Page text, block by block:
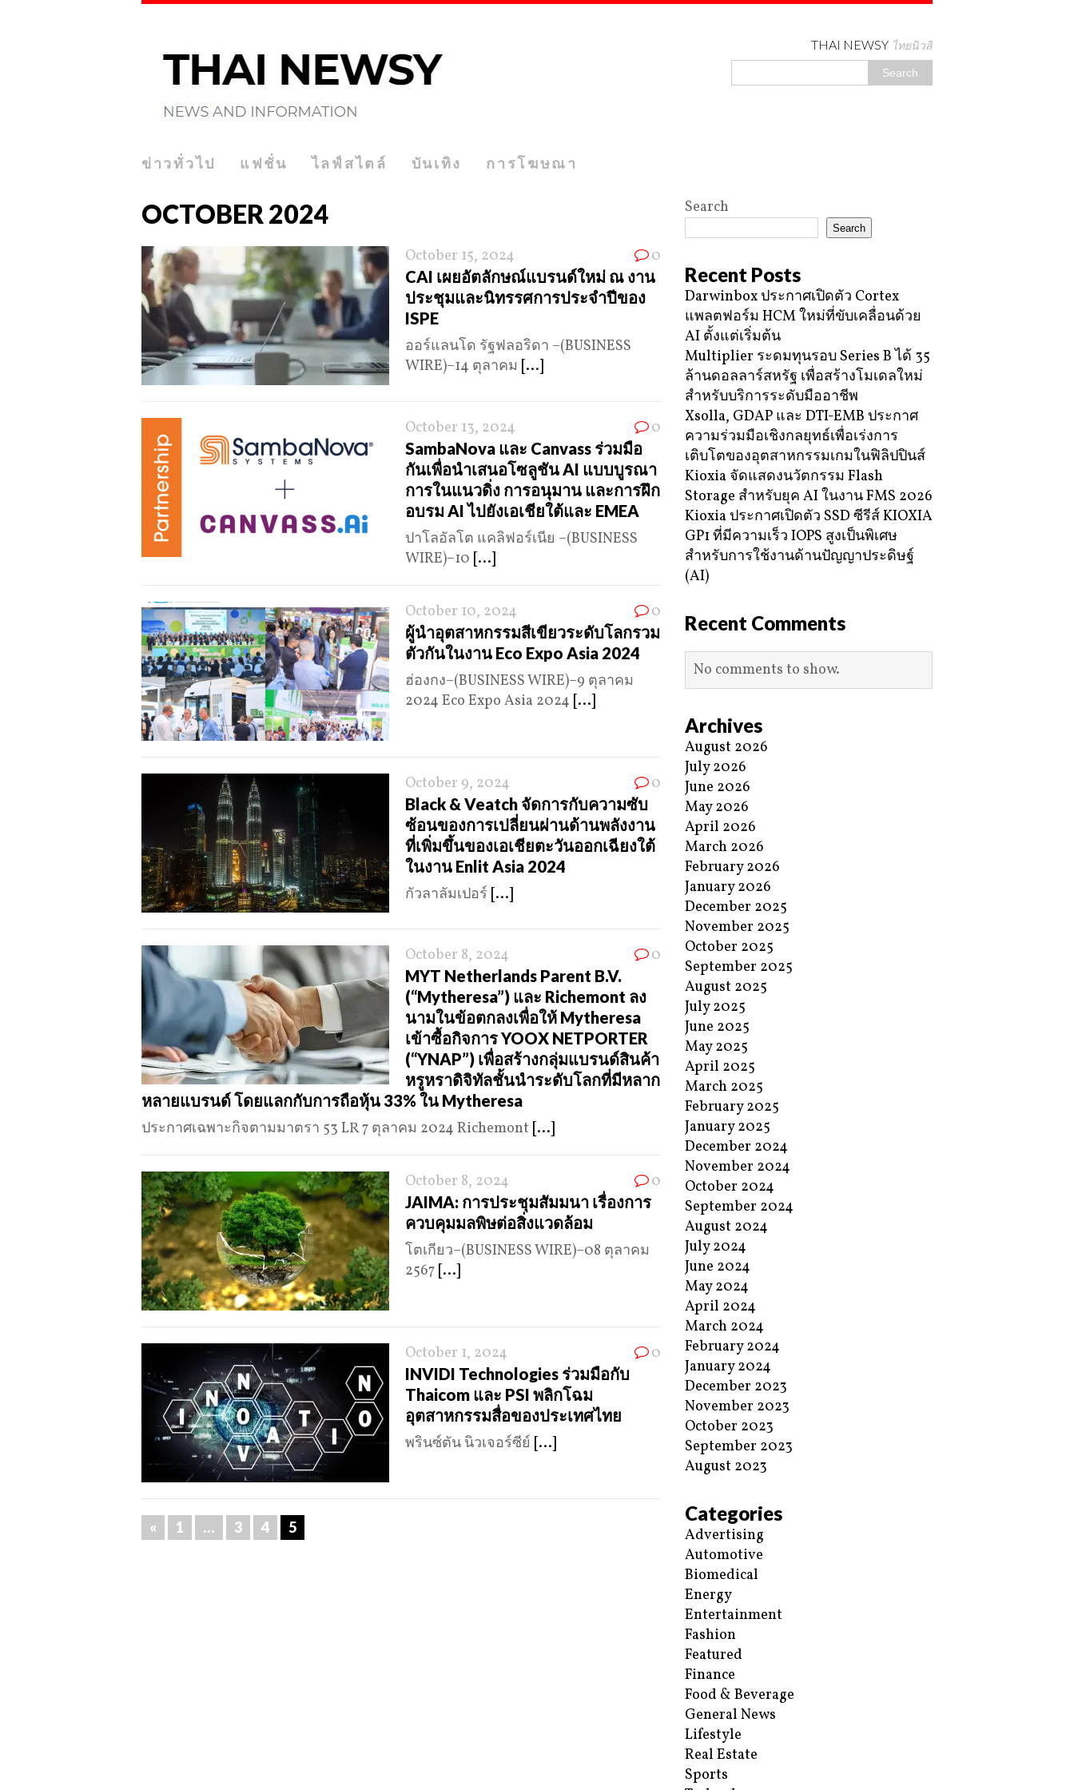
THAI NEWSY ไทยนิวสี่
ข่าวทั่วไป แฟชั่น ไลฟ์สไตล์ บันเทิง การโฆษณา
OCTOBER 2024
October 15, 2024 0
CAI เผยอัตลักษณ์แบรนด์ใหม่ ณ งาน
ประชุมและนิทรรศการประจำปีของ
ISPE
ออร์แลนโด รัฐฟลอริดา –(BUSINESS
WIRE)–14 ตุลาคม [...]
October 13, 2024 0
SambaNova และ Canvass ร่วมมือ
กันเพื่อนำเสนอโซลูชัน AI แบบบูรณา
การในแนวดิ่ง การอนุมาน และการฝึก
อบรม AI ไปยังเอเชียใต้และ EMEA
ปาโลอัลโต แคลิฟอร์เนีย –(BUSINESS
WIRE)–10 [...]
October 10, 2024 0
ผู้นำอุตสาหกรรมสีเขียวระดับโลกรวม
ตัวกันในงาน Eco Expo Asia 2024
ฮ่องกง–(BUSINESS WIRE)–9 ตุลาคม
2024 Eco Expo Asia 2024 [...]
October 9, 2024 0
Black & Veatch จัดการกับความซับ
ซ้อนของการเปลี่ยนผ่านด้านพลังงาน
ที่เพิ่มขึ้นของเอเชียตะวันออกเฉียงใต้
ในงาน Enlit Asia 2024
กัวลาลัมเปอร์ [...]
October 8, 2024 0
MYT Netherlands Parent B.V.
(“Mytheresa”) และ Richemont ลง
นามในข้อตกลงเพื่อให้ Mytheresa
เข้าซื้อกิจการ YOOX NETPORTER
(“YNAP”) เพื่อสร้างกลุ่มแบรนด์สินค้า
หรูหราดิจิทัลชั้นนําระดับโลกที่มีหลาก
หลายแบรนด์ โดยแลกกับการถือหุ้น 33% ใน Mytheresa
ประกาศเฉพาะกิจตามมาตรา 53 LR 7 ตุลาคม 2024 Richemont [...]
October 8, 2024 0
JAIMA: การประชุมสัมมนา เรื่องการ
ควบคุมมลพิษต่อสิ่งแวดล้อม
โตเกียว–(BUSINESS WIRE)–08 ตุลาคม
2567 [...]
October 1, 2024 0
INVIDI Technologies ร่วมมือกับ
Thaicom และ PSI พลิกโฉม
อุตสาหกรรมสื่อของประเทศไทย
พรินซ์ตัน นิวเจอร์ซีย์ [...]
« 1 … 3 4 5
Search
Search
Recent Posts
Darwinbox ประกาศเปิดตัว Cortex
แพลตฟอร์ม HCM ใหม่ที่ขับเคลื่อนด้วย
AI ตั้งแต่เริ่มต้น
Multiplier ระดมทุนรอบ Series B ได้ 35
ล้านดอลลาร์สหรัฐ เพื่อสร้างโมเดลใหม่
สำหรับบริการระดับมืออาชีพ
Xsolla, GDAP และ DTI-EMB ประกาศ
ความร่วมมือเชิงกลยุทธ์เพื่อเร่งการ
เติบโตของอุตสาหกรรมเกมในฟิลิปปินส์
Kioxia จัดแสดงนวัตกรรม Flash
Storage สำหรับยุค AI ในงาน FMS 2026
Kioxia ประกาศเปิดตัว SSD ซีรีส์ KIOXIA
GP1 ที่มีความเร็ว IOPS สูงเป็นพิเศษ
สำหรับการใช้งานด้านปัญญาประดิษฐ์
(AI)
Recent Comments
No comments to show.
Archives
August 2026
July 2026
June 2026
May 2026
April 2026
March 2026
February 2026
January 2026
December 2025
November 2025
October 2025
September 2025
August 2025
July 2025
June 2025
May 2025
April 2025
March 2025
February 2025
January 2025
December 2024
November 2024
October 2024
September 2024
August 2024
July 2024
June 2024
May 2024
April 2024
March 2024
February 2024
January 2024
December 2023
November 2023
October 2023
September 2023
August 2023
Categories
Advertising
Automotive
Biomedical
Energy
Entertainment
Fashion
Featured
Finance
Food & Beverage
General News
Lifestyle
Real Estate
Sports